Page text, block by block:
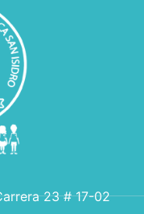
23 # 17-02